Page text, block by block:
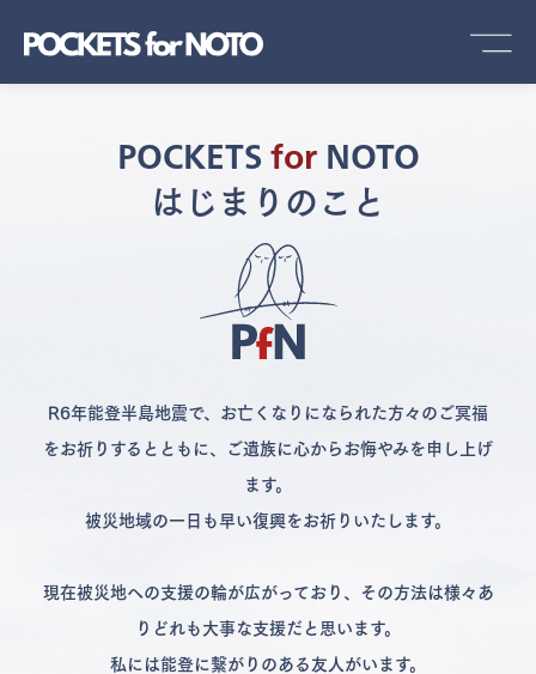
POCKETS forNOTO
はじまりのこと
R6年能登半島地震で、お亡くなりになられた方々のご冥福
をお祈りするとともに、ご遺族に心からお悔やみを申し上げ
ます。
被災地域の一日も早い復興をお祈りいたします。
現在被災地への支援の輪が広がっており、その方法は様々あ
りどれも大事な支援だと思います。
私には能登に繋がりのある友人がいます。